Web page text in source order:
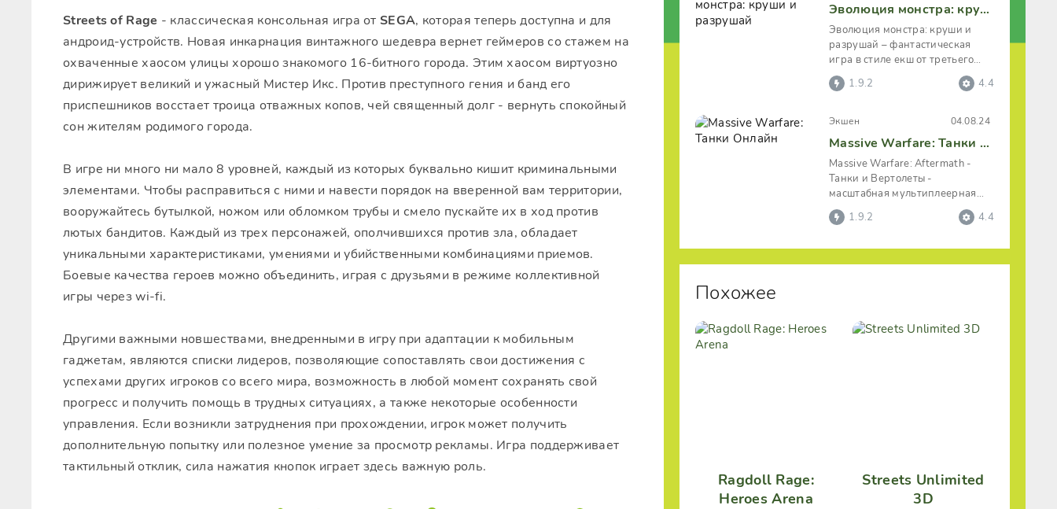
Streets of Rage - классическая консольная игра от SEGA, которая теперь доступна и для
андроид-устройств. Новая инкарнация винтажного шедевра вернет геймеров со стажем на
охваченные хаосом улицы хорошо знакомого 16-битного города. Этим хаосом виртуозно
дирижирует великий и ужасный Мистер Икс. Против преступного гения и банд его
приспешников восстает троица отважных копов, чей священный долг - вернуть спокойный
сон жителям родимого города.
В игре ни много ни мало 8 уровней, каждый из которых буквально кишит криминальными
элементами. Чтобы расправиться с ними и навести порядок на вверенной вам территории,
вооружайтесь бутылкой, ножом или обломком трубы и смело пускайте их в ход против
лютых бандитов. Каждый из трех персонажей, ополчившихся против зла, обладает
уникальными характеристиками, умениями и убийственными комбинациями приемов.
Боевые качества героев можно объединить, играя с друзьями в режиме коллективной
игры через wi-fi.
Другими важными новшествами, внедренными в игру при адаптации к мобильным
гаджетам, являются списки лидеров, позволяющие сопоставлять свои достижения с
успехами других игроков со всего мира, возможность в любой момент сохранять свой
прогресс и получить помощь в трудных ситуациях, а также некоторые особенности
управления. Если возникли затруднения при прохождении, игрок может получить
дополнительную попытку или полезное умение за просмотр рекламы. Игра поддерживает
тактильный отклик, сила нажатия кнопок играет здесь важную роль.
Эволюция монстра: круши и разрушай
Эволюция монстра: круши и
разрушай – фантастическая
игра в стиле екш от третьего
лица на андроид, где игрок
встретится
1.9.2 4.4
Экшен 04.08.24
Massive Warfare: Танки Онлайн
Massive Warfare: Aftermath -
Танки и Вертолеты -
масштабная мультиплеерная
игра, предлагающая
пользователям со всего
1.9.2 4.4
Похожее
Ragdoll Rage:
Heroes Arena
Streets Unlimited
3D